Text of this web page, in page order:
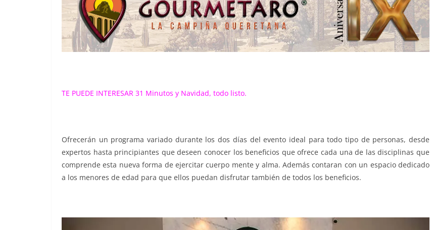
TE PUEDE INTERESAR 31 Minutos y Navidad, todo listo.
Ofrecerán un programa variado durante los dos días del evento ideal para todo tipo de personas, desde
expertos hasta principiantes que deseen conocer los beneficios que ofrece cada una de las disciplinas que
comprende esta nueva forma de ejercitar cuerpo mente y alma. Además contaran con un espacio dedicado
a los menores de edad para que ellos puedan disfrutar también de todos los beneficios.